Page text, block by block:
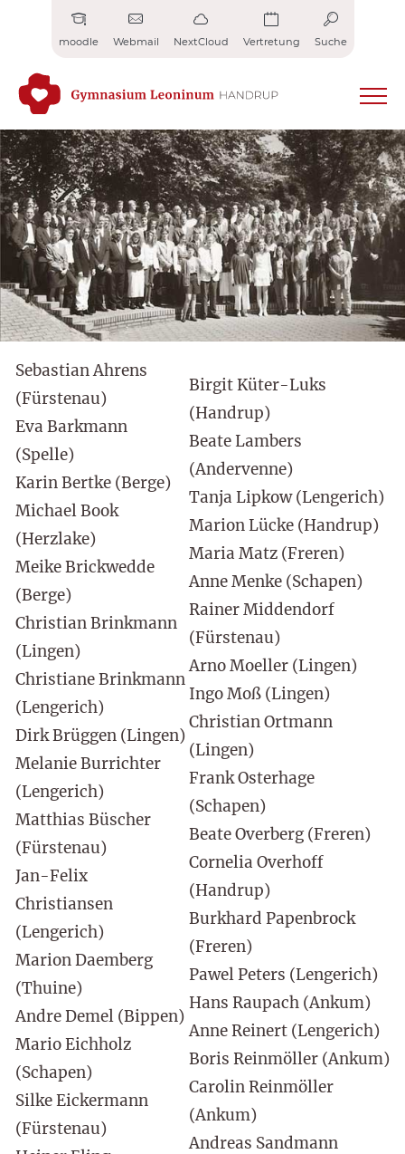
moodle Webmail NextCloud Vertretung Suche
Sebastian Ahrens
(Fürstenau)
Eva Barkmann
(Spelle)
Karin Bertke (Berge)
Michael Book
(Herzlake)
Meike Brickwedde
(Berge)
Christian Brinkmann
(Lingen)
Christiane Brinkmann
(Lengerich)
Dirk Brüggen (Lingen)
Melanie Burrichter
(Lengerich)
Matthias Büscher
(Fürstenau)
Jan-Felix
Christiansen
(Lengerich)
Marion Daemberg
(Thuine)
Andre Demel (Bippen)
Mario Eichholz
(Schapen)
Silke Eickermann
(Fürstenau)
Birgit Küter-Luks
(Handrup)
Beate Lambers
(Andervenne)
Tanja Lipkow (Lengerich)
Marion Lücke (Handrup)
Maria Matz (Freren)
Anne Menke (Schapen)
Rainer Middendorf
(Fürstenau)
Arno Moeller (Lingen)
Ingo Moß (Lingen)
Christian Ortmann
(Lingen)
Frank Osterhage
(Schapen)
Beate Overberg (Freren)
Cornelia Overhoff
(Handrup)
Burkhard Papenbrock
(Freren)
Pawel Peters (Lengerich)
Hans Raupach (Ankum)
Anne Reinert (Lengerich)
Boris Reinmöller (Ankum)
Carolin Reinmöller
(Ankum)
Andreas Sandmann